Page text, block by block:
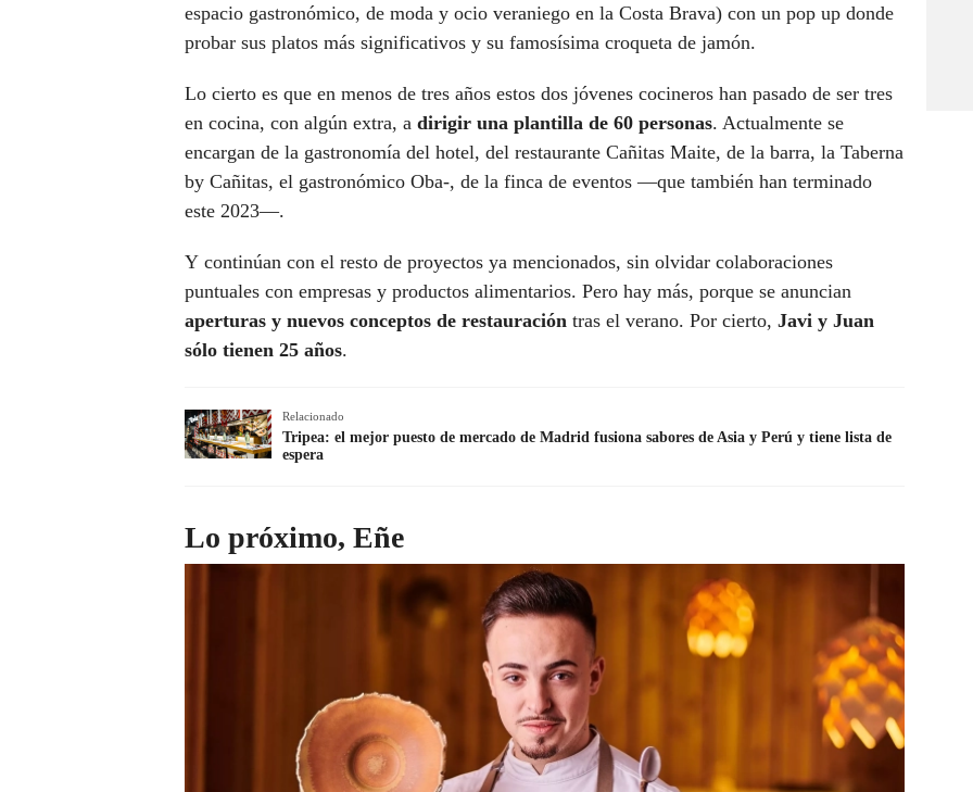
espacio gastronómico, de moda y ocio veraniego en la Costa Brava) con un pop up donde
probar sus platos más significativos y su famosísima croqueta de jamón.
Lo cierto es que en menos de tres años estos dos jóvenes cocineros han pasado de ser tres
en cocina, con algún extra, a dirigir una plantilla de 60 personas. Actualmente se
encargan de la gastronomía del hotel, del restaurante Cañitas Maite, de la barra, la Taberna
by Cañitas, el gastronómico Oba-, de la finca de eventos —que también han terminado
este 2023—.
Y continúan con el resto de proyectos ya mencionados, sin olvidar colaboraciones
puntuales con empresas y productos alimentarios. Pero hay más, porque se anuncian
aperturas y nuevos conceptos de restauración tras el verano. Por cierto, Javi y Juan
sólo tienen 25 años.
Relacionado
Tripea: el mejor puesto de mercado de Madrid fusiona sabores de Asia y Perú y tiene lista de
espera
Lo próximo, Eñe